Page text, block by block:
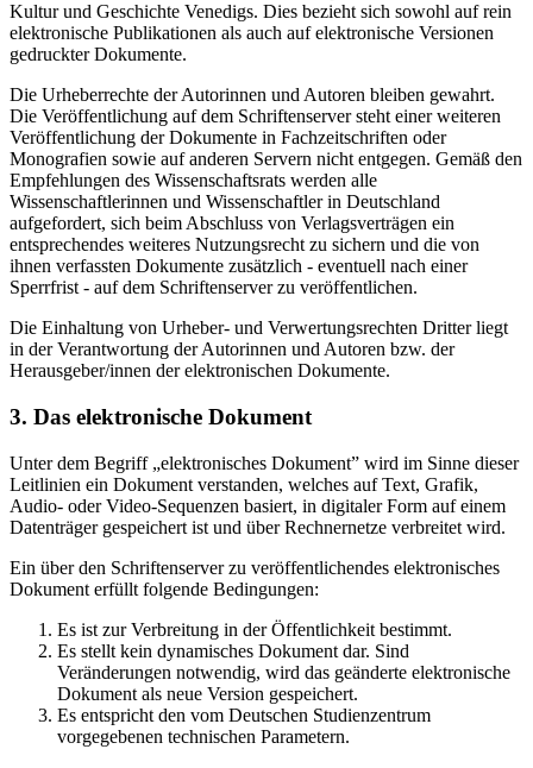
Kultur und Geschichte Venedigs. Dies bezieht sich sowohl auf rein
elektronische Publikationen als auch auf elektronische Versionen
gedruckter Dokumente.
Die Urheberrechte der Autorinnen und Autoren bleiben gewahrt.
Die Veröffentlichung auf dem Schriftenserver steht einer weiteren
Veröffentlichung der Dokumente in Fachzeitschriften oder
Monografien sowie auf anderen Servern nicht entgegen. Gemäß den
Empfehlungen des Wissenschaftsrats werden alle
Wissenschaftlerinnen und Wissenschaftler in Deutschland
aufgefordert, sich beim Abschluss von Verlagsverträgen ein
entsprechendes weiteres Nutzungsrecht zu sichern und die von
ihnen verfassten Dokumente zusätzlich - eventuell nach einer
Sperrfrist - auf dem Schriftenserver zu veröffentlichen.
Die Einhaltung von Urheber- und Verwertungsrechten Dritter liegt
in der Verantwortung der Autorinnen und Autoren bzw. der
Herausgeber/innen der elektronischen Dokumente.
3. Das elektronische Dokument
Unter dem Begriff „elektronisches Dokument” wird im Sinne dieser
Leitlinien ein Dokument verstanden, welches auf Text, Grafik,
Audio- oder Video-Sequenzen basiert, in digitaler Form auf einem
Datenträger gespeichert ist und über Rechnernetze verbreitet wird.
Ein über den Schriftenserver zu veröffentlichendes elektronisches
Dokument erfüllt folgende Bedingungen:
Es ist zur Verbreitung in der Öffentlichkeit bestimmt.
Es stellt kein dynamisches Dokument dar. Sind
Veränderungen notwendig, wird das geänderte elektronische
Dokument als neue Version gespeichert.
Es entspricht den vom Deutschen Studienzentrum
vorgegebenen technischen Parametern.